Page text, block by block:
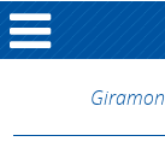
Giramon